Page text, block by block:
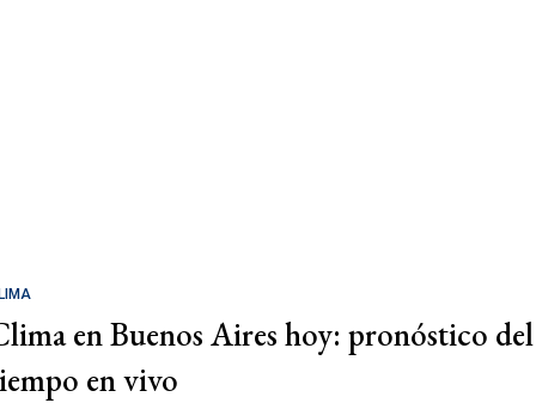
en Buenos Aires hoy: pronóstico del
en vivo